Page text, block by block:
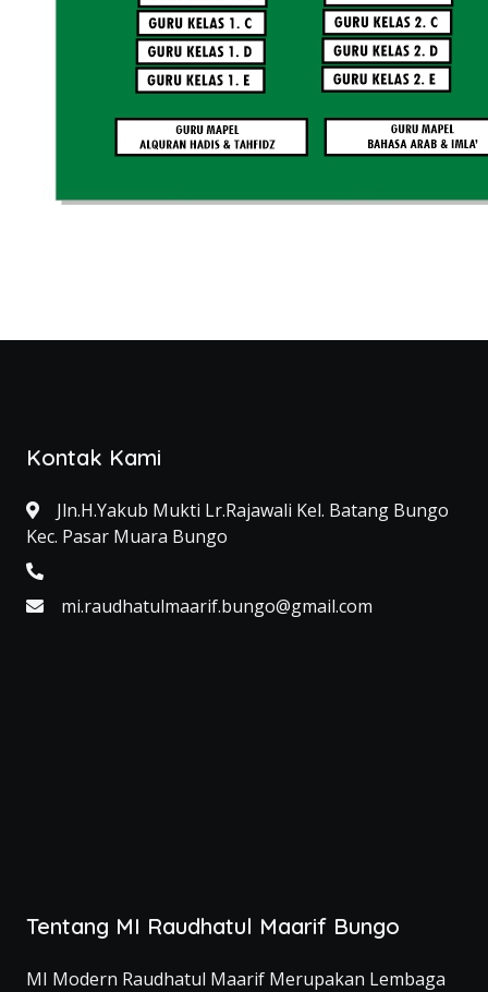
Kontak Kami
Jln.H.Yakub Mukti Lr.Rajawali Kel. Batang Bungo
Kec. Pasar Muara Bungo
mi.raudhatulmaarif.bungo@gmail.com
Tentang MI Raudhatul Maarif Bungo
MI Modern Raudhatul Maarif Merupakan Lembaga